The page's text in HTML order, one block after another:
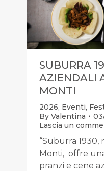
SUBURRA
AZIENDALI
MONTI
2026, Eventi,
By Valentina
Lascia un
“Suburra 1930,
Monti, offre
pranzi e cene